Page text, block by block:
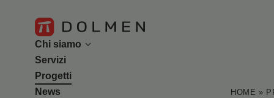
Chi siamo
L’azienda
Il team
Servizi
Progetti
News
HOME »